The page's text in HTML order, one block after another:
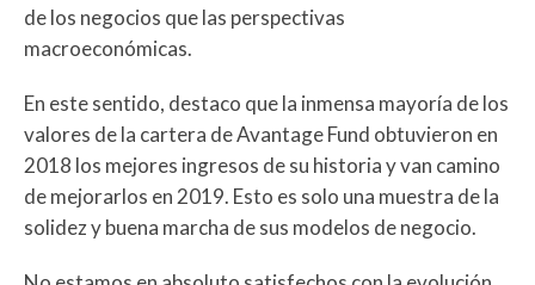
de los negocios que las perspectivas
macroeconómicas.
En este sentido, destaco que la inmensa mayoría de los
valores de la cartera de Avantage Fund obtuvieron en
2018 los mejores ingresos de su historia y van camino
de mejorarlos en 2019. Esto es solo una muestra de la
solidez y buena marcha de sus modelos de negocio.